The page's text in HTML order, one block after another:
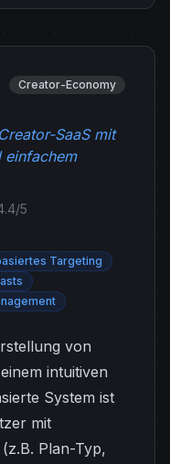
Creator-Economy
SaaS mit
einfachem
5
Targeting
von
intuitiven
System ist
mit
Plan-Typ,